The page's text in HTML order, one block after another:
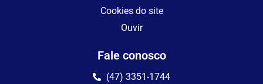
Cookies do site
Ouvir
Fale conosco
(47) 3351-1744